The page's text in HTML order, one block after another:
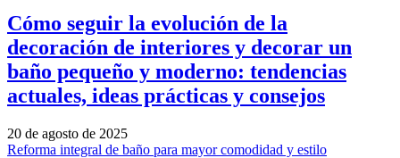
Cómo seguir la evolución de la
decoración de interiores y decorar un
baño pequeño y moderno: tendencias
actuales, ideas prácticas y consejos
20 de agosto de 2025
Reforma integral de baño para mayor comodidad y estilo